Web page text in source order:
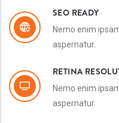
SEO READY
Nemo enim
aspernatur.
RETINA
Nemo enim
aspernatur.